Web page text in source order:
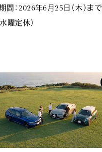
間：2026年6月25日（木）まで
水曜定休）